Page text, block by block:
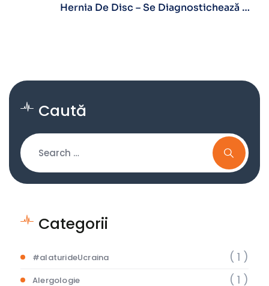
Hernia De Disc – Se Diagnostichează În
Caută
Categorii
#alaturideUcraina ( 1 )
Alergologie ( 1 )